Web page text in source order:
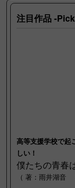
注目作品-
高等支援学校で起
しい！
僕たちの青春
（ 著：雨井湖音